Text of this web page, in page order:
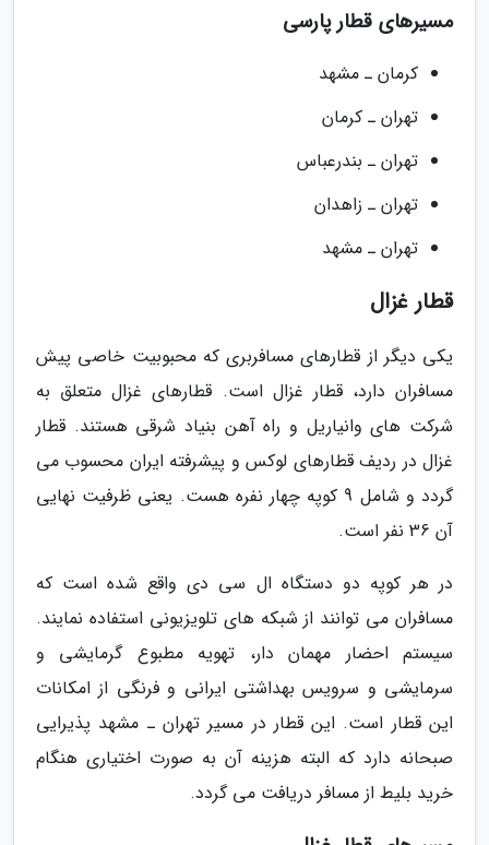
مسیرهای قطار پارسی
کرمان ـ مشهد
تهران ـ کرمان
تهران ـ بندرعباس
تهران ـ زاهدان
تهران ـ مشهد
قطار غزال
یکی دیگر از قطارهای مسافربری که محبوبیت خاصی پیش
مسافران دارد، قطار غزال است. قطارهای غزال متعلق به
شرکت های وانیاریل و راه آهن بنیاد شرقی هستند. قطار
غزال در ردیف قطارهای لوکس و پیشرفته ایران محسوب می
گردد و شامل 9 کوپه چهار نفره هست. یعنی ظرفیت نهایی
آن 36 نفر است.
در هر کوپه دو دستگاه ال سی دی واقع شده است که
مسافران می توانند از شبکه های تلویزیونی استفاده نمایند.
سیستم احضار مهمان دار، تهویه مطبوع گرمایشی و
سرمایشی و سرویس بهداشتی ایرانی و فرنگی از امکانات
این قطار است. این قطار در مسیر تهران ـ مشهد پذیرایی
صبحانه دارد که البته هزینه آن به صورت اختیاری هنگام
خرید بلیط از مسافر دریافت می گردد.